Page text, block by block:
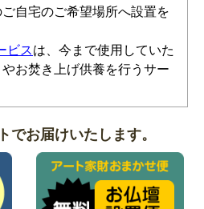
自宅のご希望場所へ設置を
ビスは、今まで使用していた
お焚き上げ供養を行うサー
でお届けいたします。